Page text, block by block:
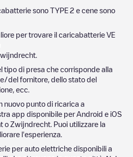
sono TYPE 2 e cene sono
per trovare il caricabatterie VE
tipo di presa che corrisponde alla
del fornitore, dello stato del
ecc.
nuovo punto di ricarica a
app disponibile per Android e iOS
o Zwijndrecht . Puoi utilizzare la
l'esperienza.
per auto elettriche disponibili a